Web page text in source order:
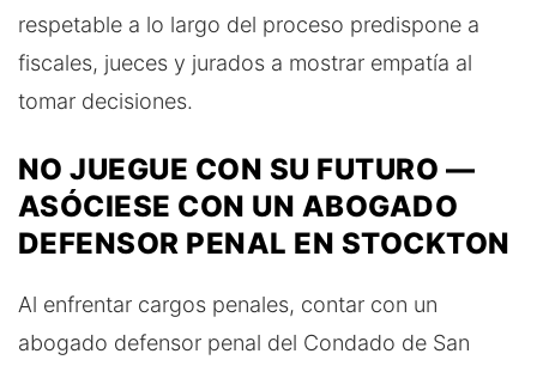
respetable a lo largo del proceso predispone a
fiscales, jueces y jurados a mostrar empatía al
tomar decisiones.
NO JUEGUE CON SU FUTURO —
ASÓCIESE CON UN ABOGADO
DEFENSOR PENAL EN STOCKTON
Al enfrentar cargos penales, contar con un
abogado defensor penal del Condado de San